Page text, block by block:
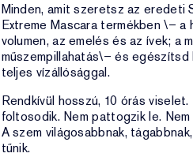
Minden, amit szeretsz az eredeti
Extreme Mascara termékben \– a
volumen, az emelés és az ívek; a
műszempillahatás\– és
teljes vízállósággal.
Rendkívül hosszú, 10 órás viselet.
foltosodik. Nem pattogzik le.
A szem világosabbnak,
tűnik.